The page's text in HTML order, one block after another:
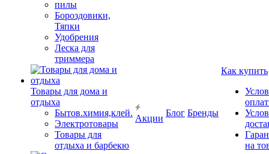
пилы
Бороздовики,
Тяпки
Удобрения
Леска для
триммера
Товары для дома и
отдыха
Бытов.химия,клей.
Электротовары
Товары для
отдыха и барбекю
Акции
Блог Бренды
Как купить
на